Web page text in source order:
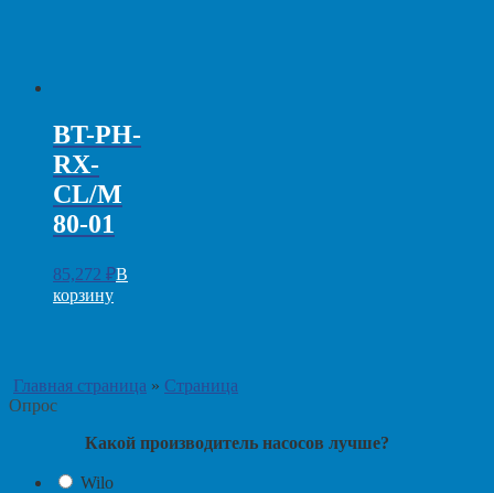
BT-PH-
RX-
CL/M
80-01
85,272 ₽В
корзину
Главная страница » Страница
Опрос
Какой производитель насосов лучше?
Wilo